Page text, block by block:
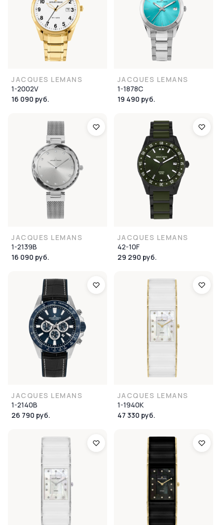
JACQUES LEMANS
1-2002V
16 090 руб.
JACQUES LEMANS
1-1878C
19 490 руб.
JACQUES LEMANS
1-2139B
16 090 руб.
JACQUES LEMANS
42-10F
29 290 руб.
JACQUES LEMANS
1-2140B
26 790 руб.
JACQUES LEMANS
1-1940K
47 330 руб.